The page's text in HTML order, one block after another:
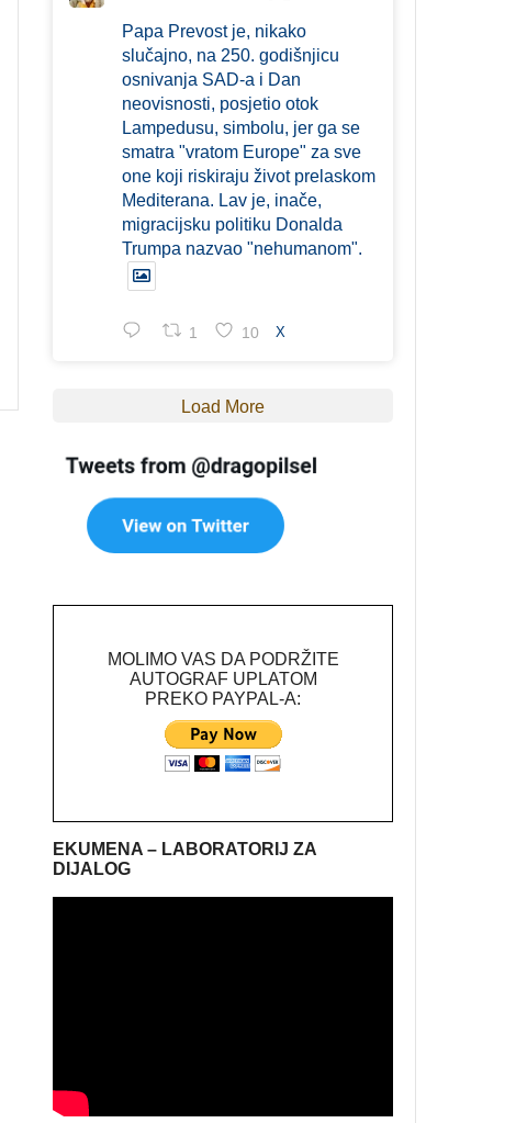
Papa Prevost je, nikako
slučajno, na 250. godišnjicu
osnivanja SAD-a i Dan
neovisnosti, posjetio otok
Lampedusu, simbolu, jer ga se
smatra "vratom Europe" za sve
one koji riskiraju život prelaskom
Mediterana. Lav je, inače,
migracijsku politiku Donalda
Trumpa nazvao "nehumanom".
1 10 X
Load More
MOLIMO VAS DA PODRŽITE
AUTOGRAF UPLATOM
PREKO PAYPAL-A:
EKUMENA – LABORATORIJ ZA
DIJALOG